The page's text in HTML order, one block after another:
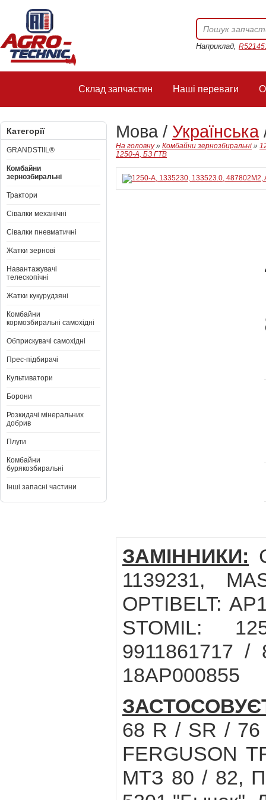
Наприклад,
Склад запчастин Наші переваги
Категорії
GRANDSTIIL®
Комбайни
зернозбиральні
Трактори
Сівалки механічні
Сівалки пневматичні
Жатки зернові
Навантажувачі
телескопічні
Жатки кукурудзяні
Комбайни
кормозбиральні самохідні
Обприскувачі самохідні
Прес-підбирачі
Культиватори
Борони
Розкидачі мінеральних
добрив
Плуги
Комбайни
бурякозбиральні
Інші запасні частини
Мова / Українська
На головну» Комбайни зернозбиральні »
1250-А, БЗ ГТВ
ЗАМІННИКИ:
1139231,
OPTIBELT:
STOMIL:
9911861717 /
18AP000855
68 R / SR /
FERGUSON
МТЗ 80 / 82,